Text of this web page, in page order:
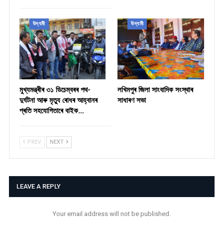
উদ্যমী
মুখ্যমন্ত্ৰীৰ ৩১ ডিচেম্বৰৰ পথ-
দুৰ্ঘটনা আৰু মৃত্যু ৰোধৰ আহ্বানৰ
প্ৰতি সহযোগিতাৰে বাইক…
উদ্যমী
লখিমপুৰ জিলা সাংবাদিক সংস্থাৰ
সাধাৰণ সভা
PREV NEXT
LEAVE A REPLY
Your email address will not be published.